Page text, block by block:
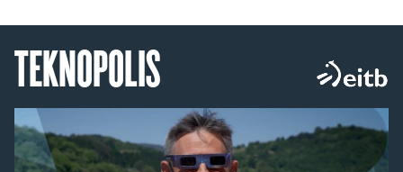
TEKNOPOLIS